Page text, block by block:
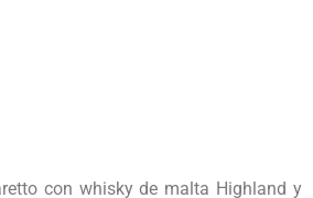
con whisky de malta Highland y